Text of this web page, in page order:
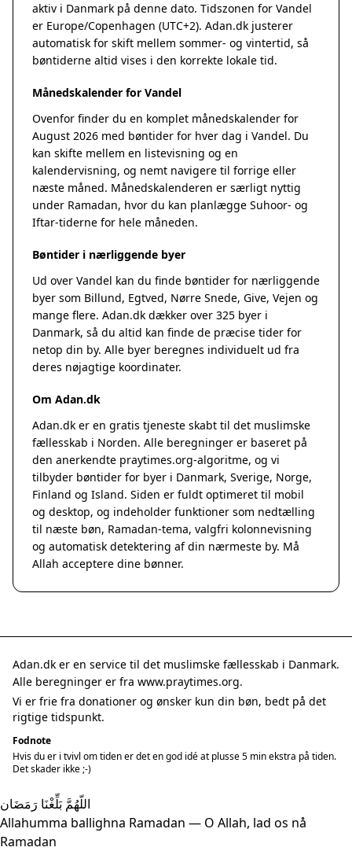
aktiv i Danmark på denne dato. Tidszonen for Vandel
er Europe/Copenhagen (UTC+2). Adan.dk justerer
automatisk for skift mellem sommer- og vintertid, så
bøntiderne altid vises i den korrekte lokale tid.
Månedskalender for Vandel
Ovenfor finder du en komplet månedskalender for
August 2026 med bøntider for hver dag i Vandel. Du
kan skifte mellem en listevisning og en
kalendervisning, og nemt navigere til forrige eller
næste måned. Månedskalenderen er særligt nyttig
under Ramadan, hvor du kan planlægge Suhoor- og
Iftar-tiderne for hele måneden.
Bøntider i nærliggende byer
Ud over Vandel kan du finde bøntider for nærliggende
byer som Billund, Egtved, Nørre Snede, Give, Vejen og
mange flere. Adan.dk dækker over 325 byer i
Danmark, så du altid kan finde de præcise tider for
netop din by. Alle byer beregnes individuelt ud fra
deres nøjagtige koordinater.
Om Adan.dk
Adan.dk er en gratis tjeneste skabt til det muslimske
fællesskab i Norden. Alle beregninger er baseret på
den anerkendte praytimes.org-algoritme, og vi
tilbyder bøntider for byer i Danmark, Sverige, Norge,
Finland og Island. Siden er fuldt optimeret til mobil
og desktop, og indeholder funktioner som nedtælling
til næste bøn, Ramadan-tema, valgfri kolonnevisning
og automatisk detektering af din nærmeste by. Må
Allah acceptere dine bønner.
Adan.dk er en service til det muslimske fællesskab i Danmark.
Alle beregninger er fra www.praytimes.org.
Vi er frie fra donationer og ønsker kun din bøn, bedt på det
rigtige tidspunkt.
Fodnote
Hvis du er i tvivl om tiden er det en god idé at plusse 5 min ekstra på tiden.
Det skader ikke ;-)
اللّهُمَّ بَلِّغْنَا رَمَضَان
Allahumma ballighna Ramadan — O Allah, lad os nå
Ramadan